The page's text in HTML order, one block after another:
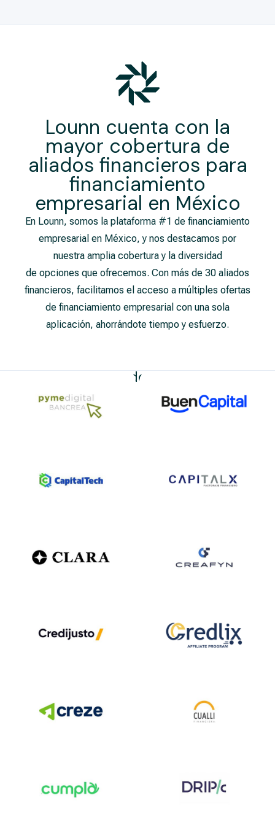
Lounn cuenta con la
mayor cobertura de
aliados financieros para
financiamiento
empresarial​ en México
En Lounn, somos la plataforma #1 de financiamiento
empresarial en México, y nos destacamos por
nuestra amplia cobertura y la diversidad
de opciones que ofrecemos. Con más de 30 aliados
financieros, facilitamos el acceso a múltiples ofertas
de financiamiento empresarial con una sola
aplicación, ahorrándote tiempo y esfuerzo.
Nuestros Aliados Financieros